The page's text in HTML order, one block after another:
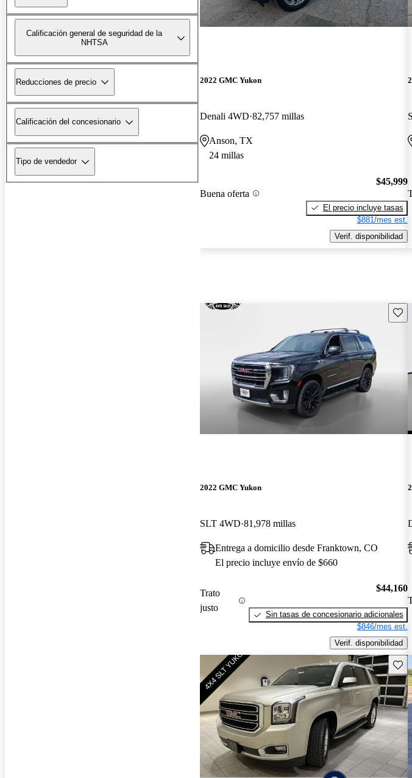
Calificación general de seguridad de la
NHTSA
Reducciones de precio
Calificación del concesionario
Tipo de vendedor
2022 GMC Yukon
Denali 4WD 82,757 millas
Anson, TX
24 millas
Buena oferta
$45,999
El precio incluye tasas
$881/mes est.
Verif. disponibilidad
2022 GMC Yukon
SLT 4WD 81,978 millas
Entrega a domicilio desde Franktown, CO
El precio incluye envío de $660
Trato
justo
$44,160
Sin tasas de concesionario adicionales
$846/mes est.
Verif. disponibilidad